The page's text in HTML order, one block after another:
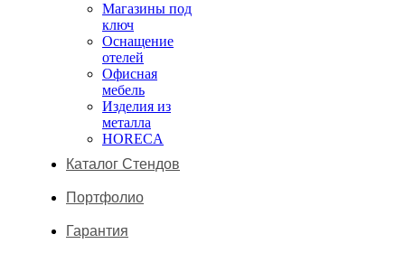
Магазины под
ключ
Оснащение
отелей
Офисная
мебель
Изделия из
металла
HORECA
Каталог Стендов
Портфолио
Гарантия